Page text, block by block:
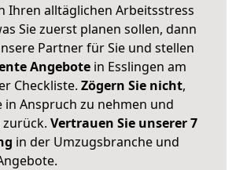
Ihren alltäglichen Arbeitsstress
Sie zuerst planen sollen, dann
Partner für Sie und stellen
Angebote in Esslingen am
Checkliste. Zögern Sie nicht,
in Anspruch zu nehmen und
zurück. Vertrauen Sie unserer 7
in der Umzugsbranche und